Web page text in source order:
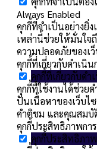
Always Enabled
คุกกี้ที่จำเป็นอย่างยิ่
เหล่านี้ช่วยให้มั่นใ
ความปลอดภัยของเ
คุกกี้ที่เกี่ยวกับดำเนิ
คุกกี้ที่เกี่ยวกับดำ
คุกกี้ที่ใช้งานได้ช่วย
ปันเนื้อหาของเว็บไ
คำติชม และคุณสมบั
คุกกี้ประสิทธิภาพกา
คุกกี้ประสิทธิภา